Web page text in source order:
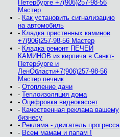
Петербурге +7(906)257-98-56
Мастер
- Как установить сигнализацию
на автомобиль
- Кладка пристенных каминов
+7(906)257-98-56 Мастер
- Кладка ремонт ПЕЧЕЙ
КАМИНОВ из кирпича в Санкт-
Петербурге и
ЛенОбласти+7(906)257-98-56
Мастер печник
- Отопление дачи
- Теплоизоляция дома
- Оцифровка видеокассет
- Качественная реклама вашему
бизнесу
- Реклама - двигатель прогресса
- Всем мамам и папам !